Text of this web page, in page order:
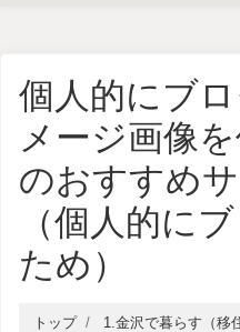
個人的にブ
メージ画像
のおすすめ
（個人的に
ため）
トップ 1.金沢で暮らす（移